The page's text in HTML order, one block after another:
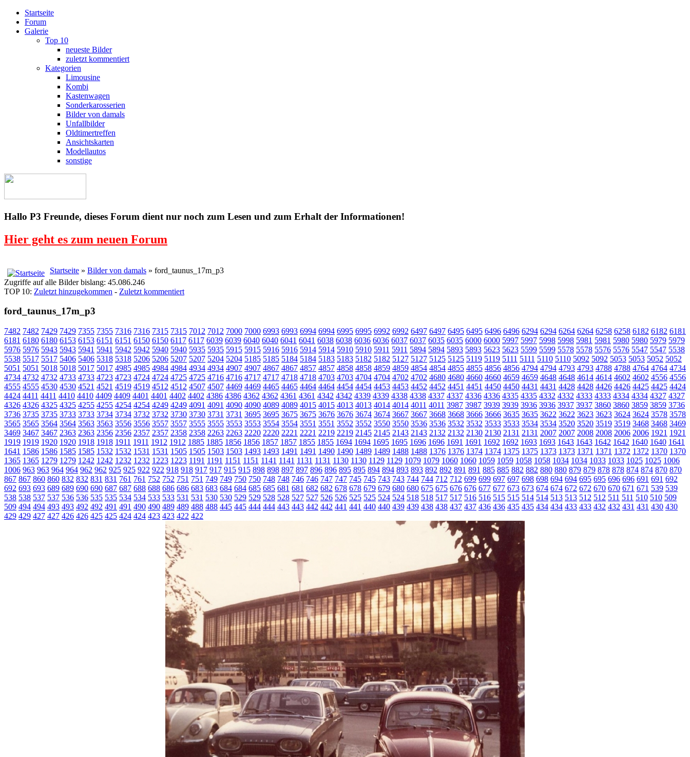
Startseite
Forum
Galerie
Top 10
neueste Bilder
zuletzt kommentiert
Kategorien
Limousine
Kombi
Kastenwagen
Sonderkarosserien
Bilder von damals
Unfallbilder
Oldtimertreffen
Ansichtskarten
Modellautos
sonstige
Hallo P3 Freunde, dieses Forum dient nur noch zum Lesen und zum Erhalt der Informationen!
Hier geht es zum neuen Forum
Startseite » Bilder von damals » ford_taunus_17m_p3
Zugriffe auf alle Bilder bislang: 45.086.246
TOP 10: Zuletzt hinzugekommen - Zuletzt kommentiert
ford_taunus_17m_p3
7482 7482 7429 7429 7355 7355 7316 7316 7315 7315 7012 7012 7000 7000 6993 6993 6994 6994 6995 6995 6992 6992 6497 6497 6495 6495 6496 6496 6294 6294 6264 6264 6258 6258 6182 6182 6181
6181 6180 6180 6153 6153 6151 6151 6150 6150 6117 6117 6039 6039 6040 6040 6041 6041 6038 6038 6036 6036 6037 6037 6035 6035 6000 6000 5997 5997 5998 5998 5981 5981 5980 5980 5979 5979
5976 5976 5943 5943 5941 5941 5942 5942 5940 5940 5935 5935 5915 5915 5916 5916 5914 5914 5910 5910 5911 5911 5894 5894 5893 5893 5623 5623 5599 5599 5578 5578 5576 5576 5547 5547 5538
5538 5517 5517 5406 5406 5318 5318 5206 5206 5207 5207 5204 5204 5185 5185 5184 5184 5183 5183 5182 5182 5127 5127 5125 5125 5119 5119 5111 5111 5110 5110 5092 5092 5053 5053 5052 5052
5051 5051 5018 5018 5017 5017 4985 4985 4984 4984 4934 4934 4907 4907 4867 4867 4857 4857 4858 4858 4859 4859 4854 4854 4855 4855 4856 4856 4794 4794 4793 4793 4788 4788 4764 4764 4734
4734 4732 4732 4733 4733 4723 4723 4724 4724 4725 4725 4716 4716 4717 4717 4718 4718 4703 4703 4704 4704 4702 4702 4680 4680 4660 4660 4659 4659 4648 4648 4614 4614 4602 4602 4556 4556
4555 4555 4530 4530 4521 4521 4519 4519 4512 4512 4507 4507 4469 4469 4465 4465 4464 4464 4454 4454 4453 4453 4452 4452 4451 4451 4450 4450 4431 4431 4428 4428 4426 4426 4425 4425 4424
4424 4411 4411 4410 4410 4409 4409 4401 4401 4402 4402 4386 4386 4362 4362 4361 4361 4342 4342 4339 4339 4338 4338 4337 4337 4336 4336 4335 4335 4332 4332 4333 4333 4334 4334 4327 4327
4326 4326 4325 4325 4255 4255 4254 4254 4249 4249 4091 4091 4090 4090 4089 4089 4015 4015 4013 4013 4014 4014 4011 4011 3987 3987 3939 3939 3936 3936 3937 3937 3860 3860 3859 3859 3736
3736 3735 3735 3733 3733 3734 3734 3732 3732 3730 3730 3731 3731 3695 3695 3675 3675 3676 3676 3674 3674 3667 3667 3668 3668 3666 3666 3635 3635 3622 3622 3623 3623 3624 3624 3578 3578
3565 3565 3564 3564 3563 3563 3556 3556 3557 3557 3555 3555 3553 3553 3554 3554 3551 3551 3552 3552 3550 3550 3536 3536 3532 3532 3533 3533 3534 3534 3520 3520 3519 3519 3468 3468 3469
3469 3467 3467 2363 2363 2356 2356 2357 2357 2358 2358 2263 2263 2220 2220 2221 2221 2219 2219 2145 2145 2143 2143 2132 2132 2130 2130 2131 2131 2007 2007 2008 2008 2006 2006 1921 1921
1919 1919 1920 1920 1918 1918 1911 1911 1912 1912 1885 1885 1856 1856 1857 1857 1855 1855 1694 1694 1695 1695 1696 1696 1691 1691 1692 1692 1693 1693 1643 1643 1642 1642 1640 1640 1641
1641 1586 1586 1585 1585 1532 1532 1531 1531 1505 1505 1503 1503 1493 1493 1491 1491 1490 1490 1489 1489 1488 1488 1376 1376 1374 1374 1375 1375 1373 1373 1371 1371 1372 1372 1370 1370
1365 1365 1279 1279 1242 1242 1232 1232 1223 1223 1191 1191 1151 1151 1141 1141 1131 1131 1130 1130 1129 1129 1079 1079 1060 1060 1059 1059 1058 1058 1034 1034 1033 1033 1025 1025 1006
1006 963 963 964 964 962 962 925 925 922 922 918 918 917 917 915 915 898 898 897 897 896 896 895 895 894 894 893 893 892 892 891 891 885 885 882 882 880 880 879 879 878 878 874 874 870 870
867 867 860 860 832 832 831 831 761 761 752 752 751 751 749 749 750 750 748 748 746 746 747 747 745 745 743 743 744 744 712 712 699 699 697 697 698 698 694 694 695 695 696 696 691 691 692
692 693 693 689 689 690 690 687 687 688 688 686 686 683 683 684 684 685 685 681 681 682 682 678 678 679 679 680 680 675 675 676 676 677 677 673 673 674 674 672 672 670 670 671 671 539 539
538 538 537 537 536 536 535 535 534 534 533 533 531 531 530 530 529 529 528 528 527 527 526 526 525 525 524 524 518 518 517 517 516 516 515 515 514 514 513 513 512 512 511 511 510 510 509
509 494 494 493 493 492 492 491 491 490 490 489 489 488 488 445 445 444 444 443 443 442 442 441 441 440 440 439 439 438 438 437 437 436 436 435 435 434 434 433 433 432 432 431 431 430 430
429 429 427 427 426 426 425 425 424 424 423 423 422 422